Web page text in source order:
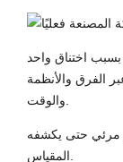
الفرق والأنظمة
مرئي حتى يكشفه